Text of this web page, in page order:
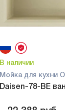
В наличии
Мойка для кухни
Daisen-78-BE